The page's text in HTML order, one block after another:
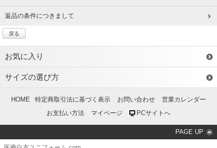
返品の条件につきまして
戻る
お気に入り
サイズの選び方
HOME 特定商取引法に基づく表示 お問い合わせ
営業カレンダー
お支払い方法
マイページ PCサイトへ
PAGE UP